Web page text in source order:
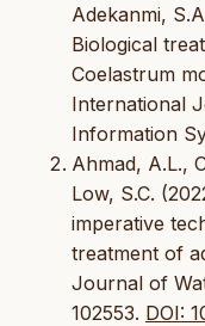
Adekanmi,
Biological
Coelastrum
International
Information
Ahmad, A.L.,
Low, S.C.
imperative
treatment of
Journal of
102553. DOI: